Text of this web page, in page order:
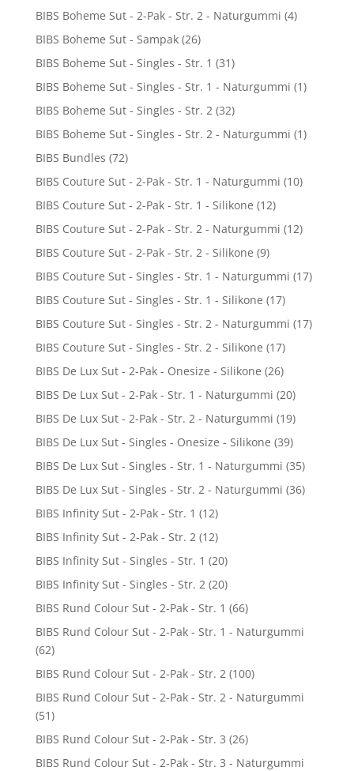
BIBS Boheme Sut - 2-Pak - Str. 2 - Naturgummi (4)
BIBS Boheme Sut - Sampak (26)
BIBS Boheme Sut - Singles - Str. 1 (31)
BIBS Boheme Sut - Singles - Str. 1 - Naturgummi (1)
BIBS Boheme Sut - Singles - Str. 2 (32)
BIBS Boheme Sut - Singles - Str. 2 - Naturgummi (1)
BIBS Bundles (72)
BIBS Couture Sut - 2-Pak - Str. 1 - Naturgummi (10)
BIBS Couture Sut - 2-Pak - Str. 1 - Silikone (12)
BIBS Couture Sut - 2-Pak - Str. 2 - Naturgummi (12)
BIBS Couture Sut - 2-Pak - Str. 2 - Silikone (9)
BIBS Couture Sut - Singles - Str. 1 - Naturgummi (17)
BIBS Couture Sut - Singles - Str. 1 - Silikone (17)
BIBS Couture Sut - Singles - Str. 2 - Naturgummi (17)
BIBS Couture Sut - Singles - Str. 2 - Silikone (17)
BIBS De Lux Sut - 2-Pak - Onesize - Silikone (26)
BIBS De Lux Sut - 2-Pak - Str. 1 - Naturgummi (20)
BIBS De Lux Sut - 2-Pak - Str. 2 - Naturgummi (19)
BIBS De Lux Sut - Singles - Onesize - Silikone (39)
BIBS De Lux Sut - Singles - Str. 1 - Naturgummi (35)
BIBS De Lux Sut - Singles - Str. 2 - Naturgummi (36)
BIBS Infinity Sut - 2-Pak - Str. 1 (12)
BIBS Infinity Sut - 2-Pak - Str. 2 (12)
BIBS Infinity Sut - Singles - Str. 1 (20)
BIBS Infinity Sut - Singles - Str. 2 (20)
BIBS Rund Colour Sut - 2-Pak - Str. 1 (66)
BIBS Rund Colour Sut - 2-Pak - Str. 1 - Naturgummi
(62)
BIBS Rund Colour Sut - 2-Pak - Str. 2 (100)
BIBS Rund Colour Sut - 2-Pak - Str. 2 - Naturgummi
(51)
BIBS Rund Colour Sut - 2-Pak - Str. 3 (26)
BIBS Rund Colour Sut - 2-Pak - Str. 3 - Naturgummi